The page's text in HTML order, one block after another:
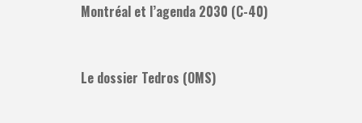
Montréal et l’agenda 2030 (C-40)
Le dossier Tedros (OMS)